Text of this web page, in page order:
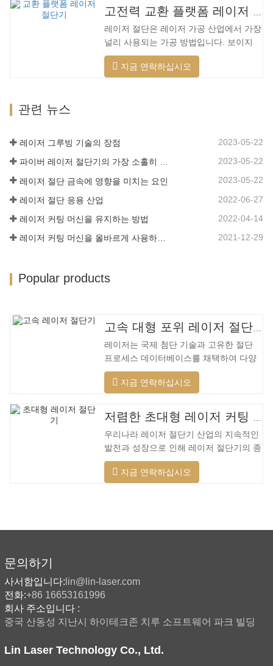
미늄 합금은 가볍고 강한 강성을 갖고 있
어 가공 시…
는 제품의 품질이 지속적으로 향상되고 있
습니다. 개선. 국내 레이저 절단기의 연구
개발 및 생산에서 큰 진전이 이루어졌습니
다. 강력한 R&D 역량과 우수한 제품 품질
을 갖춘 Lin Laser는 전국에 기반을 두고
세계를 바라보고 있습니다. 절단기 형식에
레이저 절단은 레이저 가공 산업에서 가장
널리 사용되는 가공 방법입니다. 보이지
않는 빔은 전통적인 기계식 칼을 대체하며
절단 패턴, 자동 조판, 재료 절약, 부드러
가 짧으며 생산 구성이 쉽고 열 민감도가
낮은 용접 베드 기술을 채택합니다. , 절단
재료는 더 넓은 범위, 더 빠른 속도, 더 나
지금 연락하십시오
관련 뉴스
레이저 그루빙 기술의 장점 2023-05-22
파이버 레이저 절단기의 가장 소홀히 한 세부 사항 2023-05-22
레이저 절단 금속에 영향을 미치는 요인 2023-05-22
레이저 절단 응용 산업 2022-06-27
레이저 커팅 머신을 유지하는 방법 2022-04-14
레이저 커팅 머신을 올바르게 사용하는 방법? 2021-12-29
Popular products
고속 대형 포위 레이저 절단기
레이저는 국제 첨단 기술과 고유한 절단
프로세스 데이터베이스를 채택하여 다양
한 재료에 대해 다양한 지능형 절단을 수
행하고, 절단 표면을 최적화하고, 더 넓은
나은 품질 및 더 낮은 비용을 적용할 수 있
습니다. 저전력에서 고출력 레이저 범위까
지. 레이저 헤드는 자동으로 장애물을 피
할 수 있습니다. 레이저 헤드는 높은 동적
반응을 수행하고 장애물을 사전에 예측하
며 레이저 헤드를 최대한 보호할 수 있습
지금 연락하십시오
저렴한 초대형 레이저 커팅 머신
우리나라 레이저 절단기 산업의 지속적인
발전과 성장으로 인해 레이저 절단기의 종
류가 점점 더 많아지고 있으며 레이저 절
단기의 모델이 지속적으로 풍부해지고 있
개발 및 생산에서 큰 진전이 이루어졌습니
대한 업계 요구 사항이 계속 증가함에 따
라 Lin 레이저 초대형 LG 시리즈
지금 연락하십시오
문의하기
사서함입니다: lin@lin-laser.com
전화:+86 16653161996
회사 주소입니다 :
중국 산동성 지난시 하이테크존 치루 소프트웨어 파크 빌딩
Lin Laser Technology Co., Ltd.